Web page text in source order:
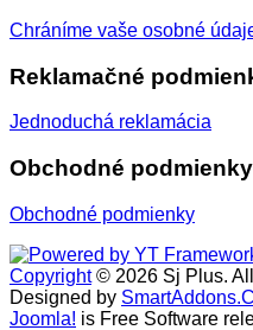
Chráníme vaše osobné
Reklamačné
Jednoduchá reklamácia
Obchodné podmienky
Obchodné podmienky
Copyright© 2026 Sj Plus.
Designed by
Joomla! is Free Software